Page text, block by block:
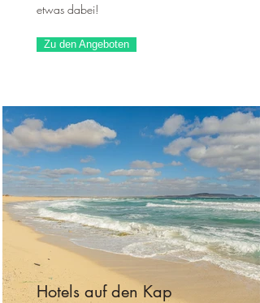
etwas dabei!
Zu den Angeboten
Hotels auf den Kap